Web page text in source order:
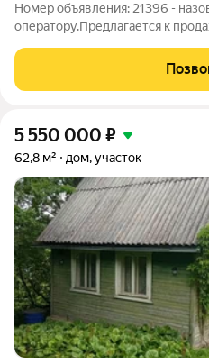
Номер объявления: 21396 -
оператору.Предлагается к
с озером Лигу-Лапи. Со 2го
вид на это озеро. Общая площадь
5 550 000 ₽
62,8 м² дом, участок